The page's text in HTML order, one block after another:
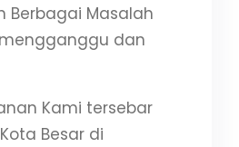
Berbagai Masalah
dan
Kami tersebar
Besar di